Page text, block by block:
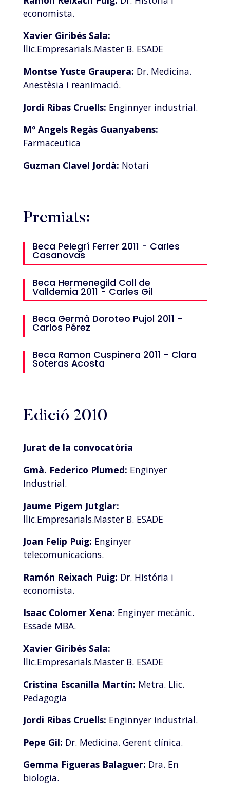
economista.
Xavier Giribés Sala:
llic.Empresarials.Master B. ESADE
Montse Yuste Graupera: Dr. Medicina.
Anestèsia i reanimació.
Jordi Ribas Cruells: Enginnyer industrial.
Mº Angels Regàs Guanyabens:
Farmaceutica
Guzman Clavel Jordà: Notari
Premiats:
Beca Pelegrí Ferrer 2011 - Carles
Casanovas
Beca Hermenegild Coll de
Valldemia 2011 - Carles Gil
Beca Germà Doroteo Pujol 2011 -
Carlos Pérez
Beca Ramon Cuspinera 2011 - Clara
Soteras Acosta
Edició 2010
Jurat de la convocatòria
Gmà. Federico Plumed: Enginyer
Industrial.
Jaume Pigem Jutglar:
llic.Empresarials.Master B. ESADE
Joan Felip Puig: Enginyer
telecomunicacions.
Ramón Reixach Puig: Dr. História i
economista.
Isaac Colomer Xena: Enginyer mecànic.
Essade MBA.
Xavier Giribés Sala:
llic.Empresarials.Master B. ESADE
Cristina Escanilla Martín: Metra. Llic.
Pedagogia
Jordi Ribas Cruells: Enginnyer industrial.
Pepe Gil: Dr. Medicina. Gerent clínica.
Gemma Figueras Balaguer: Dra. En
biologia.